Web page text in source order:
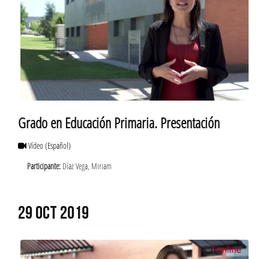
Grado en Educación Primaria. Presentación
Vídeo(Español)
Participante: Díaz Vega, Miriam
29 OCT 2019